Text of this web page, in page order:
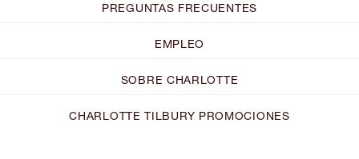
PREGUNTAS FRECUENTES
EMPLEO
SOBRE CHARLOTTE
CHARLOTTE TILBURY PROMOCIONES